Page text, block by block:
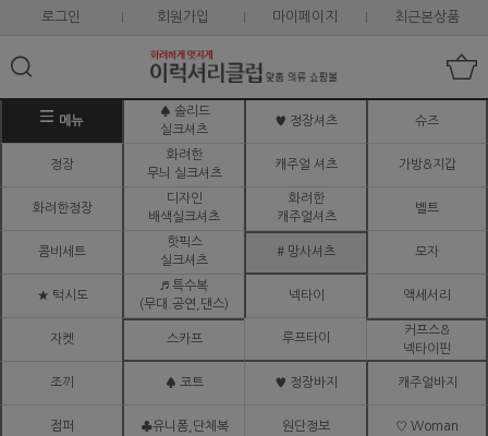
로그인 회원가입 마이페이지 최근본상품
메뉴
♠ 솔리드
실크셔츠
♥ 정장셔츠 슈즈
정장
화려한
무늬 실크셔츠
캐주얼 셔츠 가방&지갑
화려한정장
디자인
배색실크셔츠
화려한
캐주얼셔츠
벨트
콤비세트
핫픽스
실크셔츠
# 망사셔츠 모자
★ 턱시도
♬ 특수복
(무대.공연,댄스)
넥타이 액세서리
자켓 스카프 루프타이
커프스&
넥타이핀
조끼 ♠ 코트 ♥ 정장바지 캐주얼바지
점퍼 ♣유니폼,단체복 원단정보 ♡ Woman